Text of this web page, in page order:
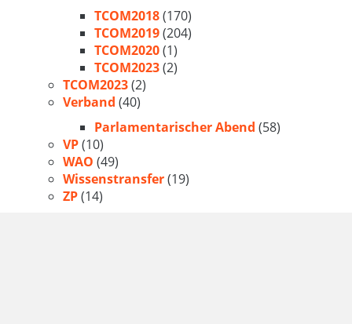
TCOM2018(170)
TCOM2019(204)
TCOM2020(1)
TCOM2023(2)
TCOM2023(2)
Verband (40)
Parlamentarischer Abend (58)
VP(10)
WAO (49)
Wissenstransfer(19)
ZP(14)